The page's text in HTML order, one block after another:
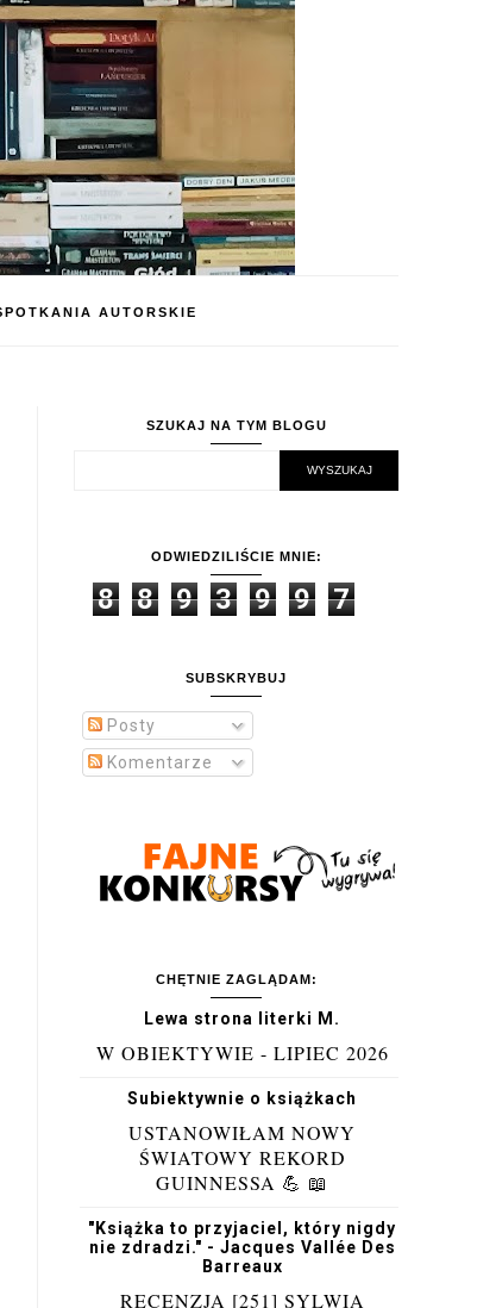
AUTORSKIE
SZUKAJ NA TYM BLOGU
ODWIEDZILIŚCIE MNIE:
8 8 9 3 9 9 7
SUBSKRYBUJ
Posty
Komentarze
CHĘTNIE ZAGLĄDAM:
Lewa strona literki M.
W OBIEKTYWIE - LIPIEC 2026
Subiektywnie o książkach
USTANOWIŁAM NOWY
ŚWIATOWY REKORD
GUINNESSA 💪 📖
"Książka to przyjaciel, który nigdy
nie zdradzi." - Jacques Vallée Des
Barreaux
RECENZJA [251] SYLWIA